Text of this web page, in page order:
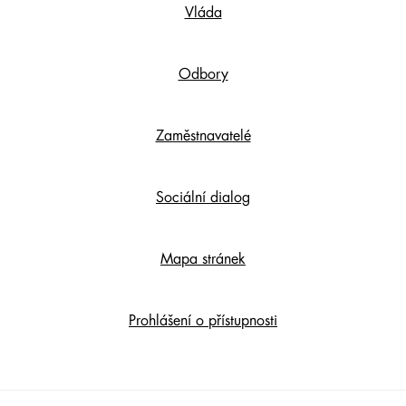
Vláda
Odbory
Zaměstnavatelé
Sociální dialog
Mapa stránek
Prohlášení o přístupnosti